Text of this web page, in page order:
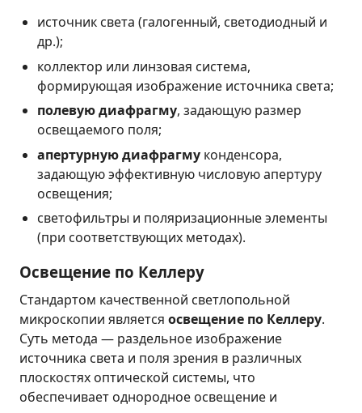
источник света (галогенный, светодиодный и
др.);
коллектор или линзовая система,
формирующая изображение источника света;
полевую диафрагму, задающую размер
освещаемого поля;
апертурную диафрагму конденсора,
задающую эффективную числовую апертуру
освещения;
светофильтры и поляризационные элементы
(при соответствующих методах).
Освещение по Келлеру
Стандартом качественной светлопольной
микроскопии является освещение по Келлеру.
Суть метода — раздельное изображение
источника света и поля зрения в различных
плоскостях оптической системы, что
обеспечивает однородное освещение и